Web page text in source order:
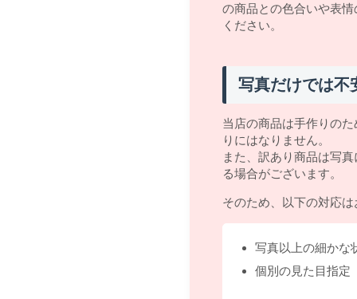
の商品との色合いや表
ください。
写真だけでは不
当店の商品は手作りの
りにはなりません。
また、訳あり商品は写
る場合がございます。
そのため、以下の対応
写真以上の細かな
個別の見た目指定